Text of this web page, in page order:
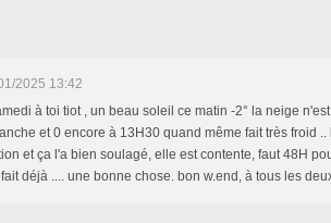
2025 13:42
à toi tiot , un beau soleil ce matin -2° la neige
et 0 encore à 13H30 quand même fait très froid ..
et ça l'a bien soulagé, elle est contente, faut 48H
déjà .... une bonne chose. bon w.end, à tous les